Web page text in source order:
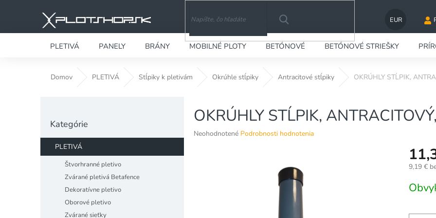
EUR
HĽADAŤ
PLETIVÁ PANELY BRÁNY MOBILNÉ PLOTY BETÓNOVÉ BETÓNOVÉ STRIEŠKY
Domov PLETIVÁ Stĺpiky k pletivám Okrúhle stĺpiky Antracitové stĺpiky OKRÚHLY STĹPIK,
p
kategórie
Kategórie
PLETIVÁ
Štvorhranné pletivo
Zvárané pletivá Betafence
Dekoratívne pletivo
Oborové pletivo
Zvárané sieťky
OKRÚHLY STĹPIK,
Priemerné
Neohodnotené Podrobnosti hodnotenia
9,19 €
cena: